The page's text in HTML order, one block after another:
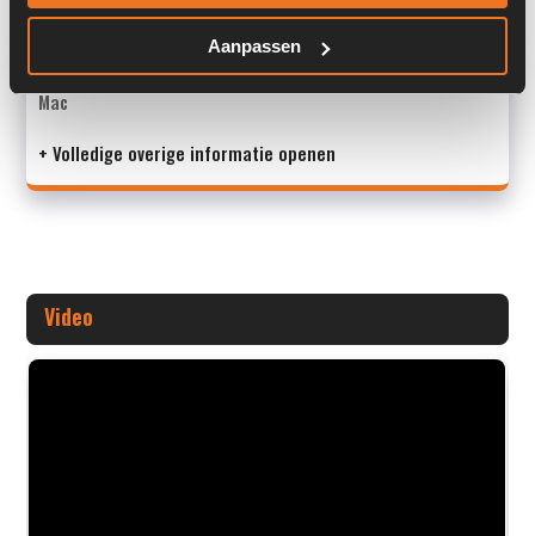
Aanpassen
Type 2: 5008731
Mac
+ Volledige overige informatie openen
Video